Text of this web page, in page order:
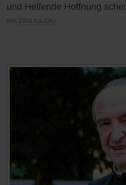
und Helfende Hoffnung
von Elisa Kautzky